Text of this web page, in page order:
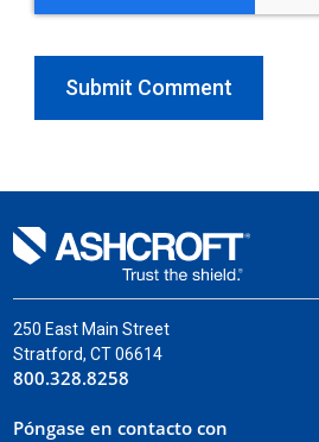
250 East Main Street
Stratford, CT 06614
800.328.8258
Póngase en contacto con